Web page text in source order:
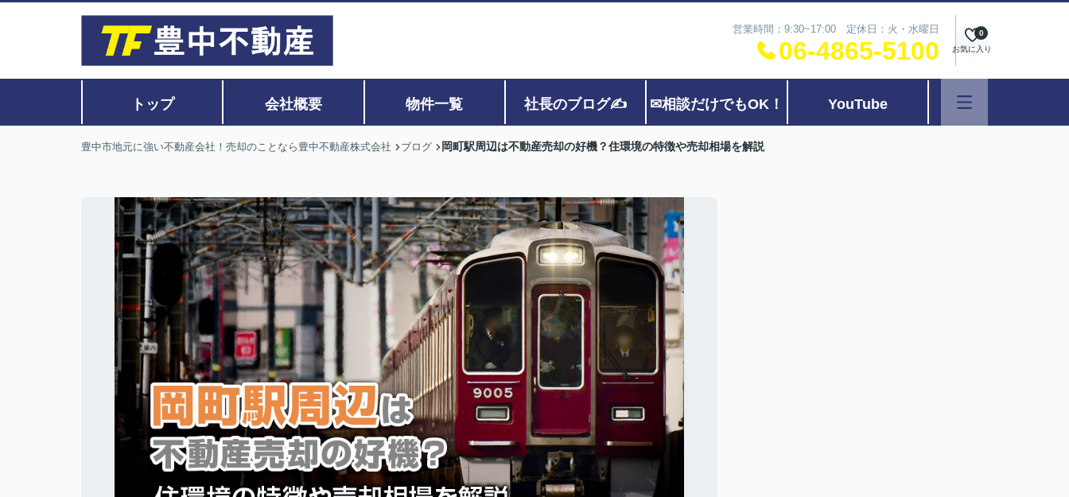
営業時間：9:30~17:00 定休日：火・水曜日
06-4865-5100 お気に入り
0
トップ 会社概要 物件一覧 社長のブログ✍ ✉相談だけでもOK！ YouTube
豊中市地元に強い不動産会社！売却のことなら豊中不動産株式会社 ブログ 岡町駅周辺は不動産売却の好機？住環境の特徴や売却相場を解説